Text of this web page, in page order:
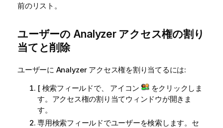
前のリスト。
ユーザーの Analyzer アクセス権の割り
当てと削除
ユーザーに Analyzer アクセス権を割り当てるには:
[ 検索フィールドで、 アイコン
をクリックしま
す。アクセス権の割り当てウィンドウが開きま
す。
専用検索フィールドでユーザーを検索します。セ